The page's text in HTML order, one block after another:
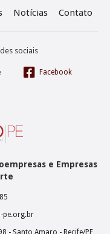
e Empresas
pe.org.br
Notícias Contato
sociais
 Facebook